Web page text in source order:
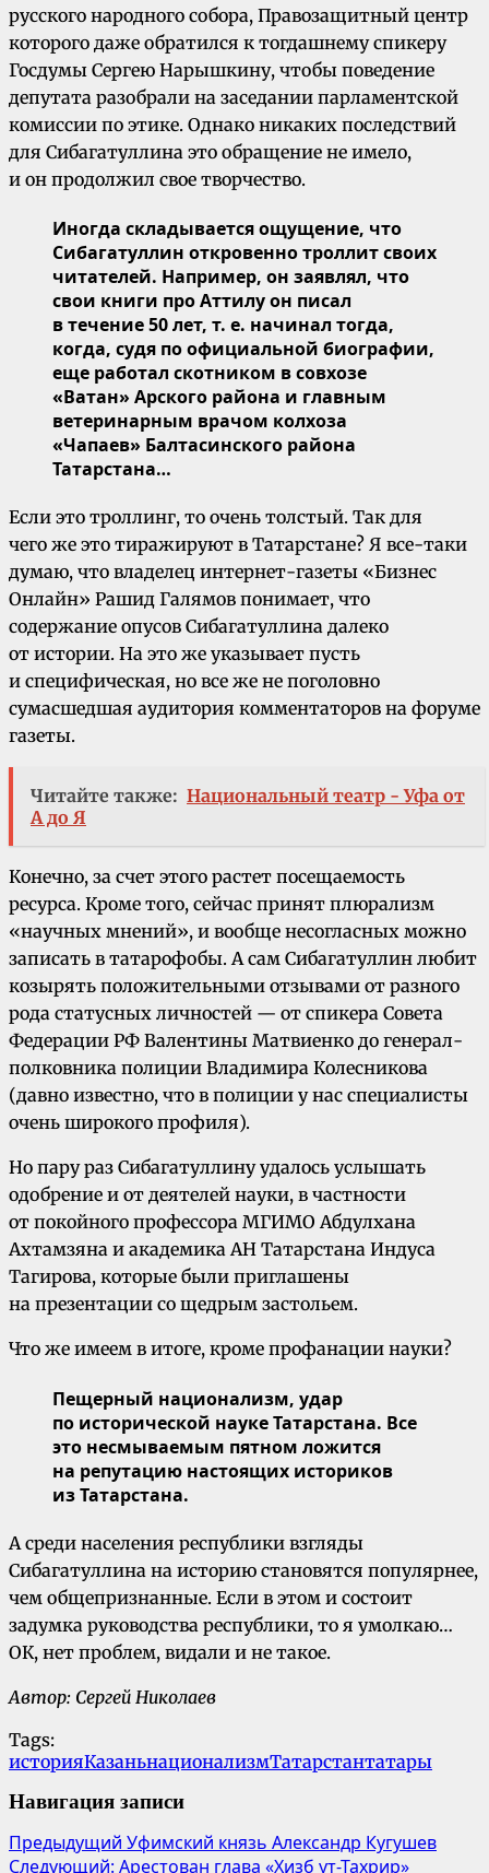
русского народного собора, Правозащитный центр
которого даже обратился к тогдашнему спикеру
Госдумы Сергею Нарышкину, чтобы поведение
депутата разобрали на заседании парламентской
комиссии по этике. Однако никаких последствий
для Сибагатуллина это обращение не имело,
и он продолжил свое творчество.
Иногда складывается ощущение, что
Сибагатуллин откровенно троллит своих
читателей. Например, он заявлял, что
свои книги про Аттилу он писал
в течение 50 лет, т. е. начинал тогда,
когда, судя по официальной биографии,
еще работал скотником в совхозе
«Ватан» Арского района и главным
ветеринарным врачом колхоза
«Чапаев» Балтасинского района
Татарстана…
Если это троллинг, то очень толстый. Так для
чего же это тиражируют в Татарстане? Я все-таки
думаю, что владелец интернет-газеты «Бизнес
Онлайн» Рашид Галямов понимает, что
содержание опусов Сибагатуллина далеко
от истории. На это же указывает пусть
и специфическая, но все же не поголовно
сумасшедшая аудитория комментаторов на форуме
газеты.
Читайте также: Национальный театр - Уфа от
А до Я
Конечно, за счет этого растет посещаемость
ресурса. Кроме того, сейчас принят плюрализм
«научных мнений», и вообще несогласных можно
записать в татарофобы. А сам Сибагатуллин любит
козырять положительными отзывами от разного
рода статусных личностей — от спикера Совета
Федерации РФ Валентины Матвиенко до генерал-
полковника полиции Владимира Колесникова
(давно известно, что в полиции у нас специалисты
очень широкого профиля).
Но пару раз Сибагатуллину удалось услышать
одобрение и от деятелей науки, в частности
от покойного профессора МГИМО Абдулхана
Ахтамзяна и академика АН Татарстана Индуса
Тагирова, которые были приглашены
на презентации со щедрым застольем.
Что же имеем в итоге, кроме профанации науки?
Пещерный национализм, удар
по исторической науке Татарстана. Все
это несмываемым пятном ложится
на репутацию настоящих историков
из Татарстана.
А среди населения республики взгляды
Сибагатуллина на историю становятся популярнее,
чем общепризнанные. Если в этом и состоит
задумка руководства республики, то я умолкаю…
ОК, нет проблем, видали и не такое.
Автор: Сергей Николаев
Tags:
историяКазаньнационализмТатарстантатары
Навигация записи
Предыдущий Уфимский князь Александр Кугушев
Следующий: Арестован глава «Хизб ут-Тахрир»